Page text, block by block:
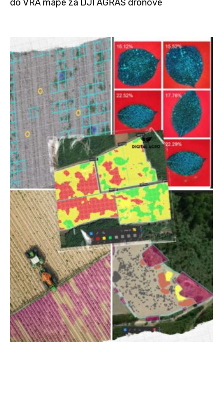
do VRA mape za DJI AGRAS dronove